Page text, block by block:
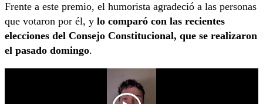
Frente a este premio, el humorista agradeció a las personas
que votaron por él, y lo comparó con las recientes
elecciones del Consejo Constitucional, que se realizaron
el pasado domingo.